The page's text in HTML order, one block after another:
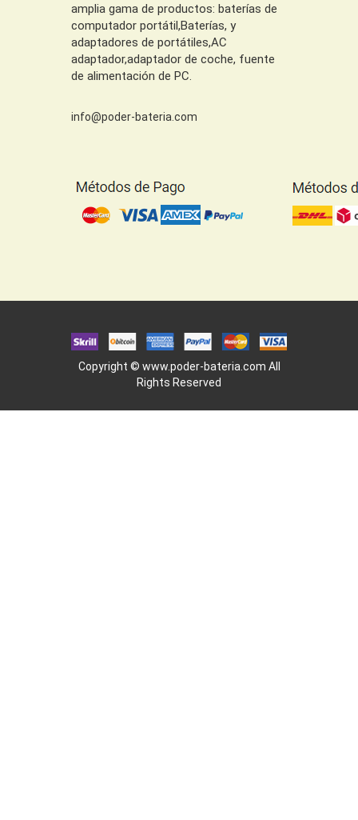
amplia gama de productos: baterías de
computador portátil,Baterías, y
adaptadores de portátiles,AC
adaptador,adaptador de coche, fuente
de alimentación de PC.
info@poder-bateria.com
Copyright © www.poder-bateria.com All
Rights Reserved